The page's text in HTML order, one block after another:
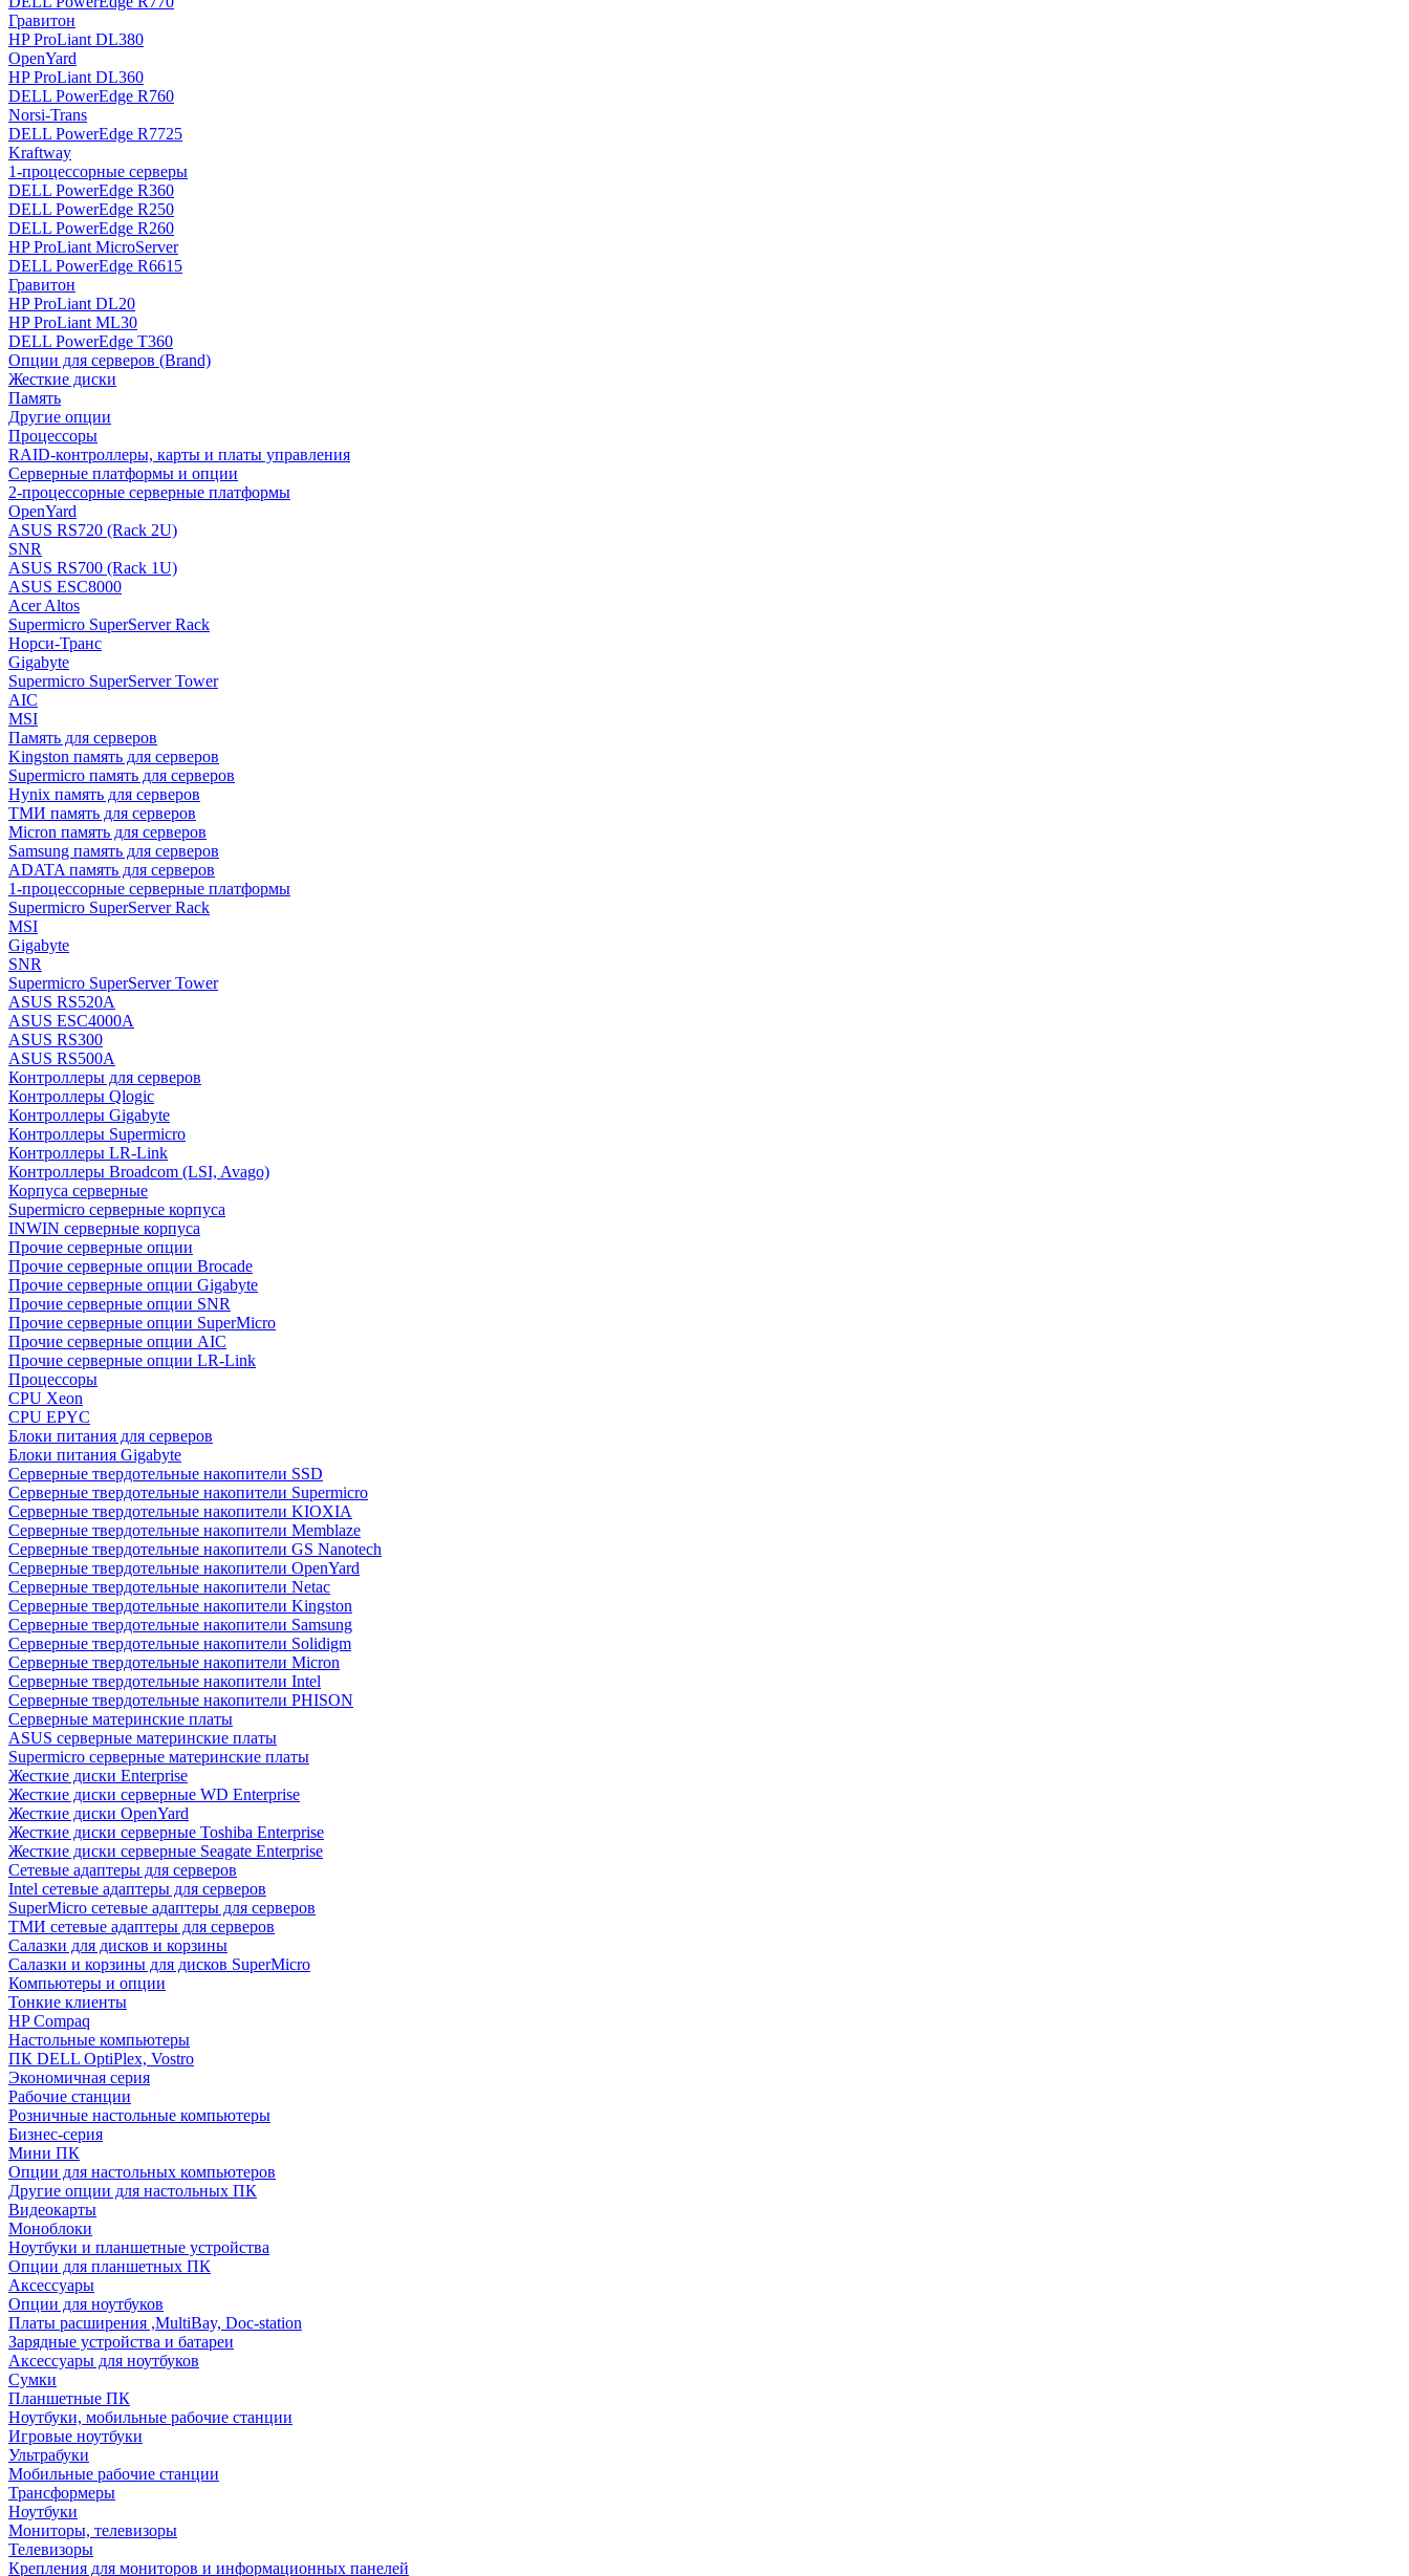
Гравитон
HP ProLiant DL380
OpenYard
HP ProLiant DL360
DELL PowerEdge R760
Norsi-Trans
DELL PowerEdge R7725
Kraftway
1-процессорные серверы
DELL PowerEdge R360
DELL PowerEdge R250
DELL PowerEdge R260
HP ProLiant MicroServer
DELL PowerEdge R6615
Гравитон
HP ProLiant DL20
HP ProLiant ML30
DELL PowerEdge T360
Опции для серверов (Brand)
Жесткие диски
Память
Другие опции
Процессоры
RAID-контроллеры, карты и платы управления
Серверные платформы и опции
2-процессорные серверные платформы
OpenYard
ASUS RS720 (Rack 2U)
SNR
ASUS RS700 (Rack 1U)
ASUS ESC8000
Acer Altos
Supermicro SuperServer Rack
Норси-Транс
Gigabyte
Supermicro SuperServer Tower
AIC
MSI
Память для серверов
Kingston память для серверов
Supermicro память для серверов
Hynix память для серверов
ТМИ память для серверов
Micron память для серверов
Samsung память для серверов
ADATA память для серверов
1-процессорные серверные платформы
Supermicro SuperServer Rack
MSI
Gigabyte
SNR
Supermicro SuperServer Tower
ASUS RS520A
ASUS ESC4000A
ASUS RS300
ASUS RS500A
Контроллеры для серверов
Контроллеры Qlogic
Контроллеры Gigabyte
Контроллеры Supermicro
Контроллеры LR-Link
Контроллеры Broadcom (LSI, Avago)
Корпуса серверные
Supermicro серверные корпуса
INWIN серверные корпуса
Прочие серверные опции
Прочие серверные опции Brocade
Прочие серверные опции Gigabyte
Прочие серверные опции SNR
Прочие серверные опции SuperMicro
Прочие серверные опции AIC
Прочие серверные опции LR-Link
Процессоры
CPU Xeon
CPU EPYC
Блоки питания для серверов
Блоки питания Gigabyte
Серверные твердотельные накопители SSD
Cерверные твердотельные накопители Supermicro
Cерверные твердотельные накопители KIOXIA
Cерверные твердотельные накопители Memblaze
Cерверные твердотельные накопители GS Nanotech
Серверные твердотельные накопители OpenYard
Серверные твердотельные накопители Netac
Cерверные твердотельные накопители Kingston
Cерверные твердотельные накопители Samsung
Cерверные твердотельные накопители Solidigm
Cерверные твердотельные накопители Micron
Cерверные твердотельные накопители Intel
Cерверные твердотельные накопители PHISON
Серверные материнские платы
ASUS серверные материнские платы
Supermicro серверные материнские платы
Жесткие диски Enterprise
Жесткие диски серверные WD Enterprise
Жесткие диски OpenYard
Жесткие диски серверные Toshiba Enterprise
Жесткие диски серверные Seagate Enterprise
Сетевые адаптеры для серверов
Intel сетевые адаптеры для серверов
SuperMicro сетевые адаптеры для серверов
ТМИ сетевые адаптеры для серверов
Салазки для дисков и корзины
Салазки и корзины для дисков SuperMicro
Компьютеры и опции
Тонкие клиенты
HP Compaq
Настольные компьютеры
ПК DELL OptiPlex, Vostro
Экономичная серия
Рабочие станции
Розничные настольные компьютеры
Бизнес-серия
Мини ПК
Опции для настольных компьютеров
Другие опции для настольных ПК
Видеокарты
Моноблоки
Ноутбуки и планшетные устройства
Опции для планшетных ПК
Аксессуары
Опции для ноутбуков
Платы расширения ,MultiBay, Doc-station
Зарядные устройства и батареи
Аксессуары для ноутбуков
Сумки
Планшетные ПК
Ноутбуки, мобильные рабочие станции
Игровые ноутбуки
Ультрабуки
Мобильные рабочие станции
Трансформеры
Ноутбуки
Мониторы, телевизоры
Телевизоры
Крепления для мониторов и информационных панелей